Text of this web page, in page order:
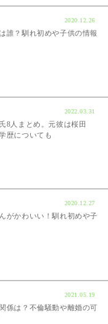
2020.12.26
誰？馴れ初めや子供の情報
2022.03.31
8人まとめ。元彼は桜田
歴についても
2020.12.27
がかわいい！馴れ初めや子
2021.05.19
係は？不倫騒動や離婚の可